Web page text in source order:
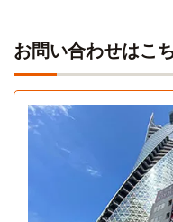
1K 27.95㎡〜27.95㎡
1LDK 32.68㎡〜32.68㎡
お問い合わせはこ